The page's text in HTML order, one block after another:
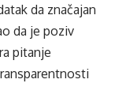
da značajan
da je poziv
pitanje